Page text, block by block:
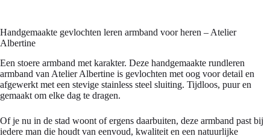
Handgemaakte gevlochten leren armband voor heren – Atelier
Albertine
Een stoere armband met karakter. Deze handgemaakte rundleren
armband van Atelier Albertine is gevlochten met oog voor detail en
afgewerkt met een stevige stainless steel sluiting. Tijdloos, puur en
gemaakt om elke dag te dragen.
Of je nu in de stad woont of ergens daarbuiten, deze armband past bij
iedere man die houdt van eenvoud, kwaliteit en een natuurlijke